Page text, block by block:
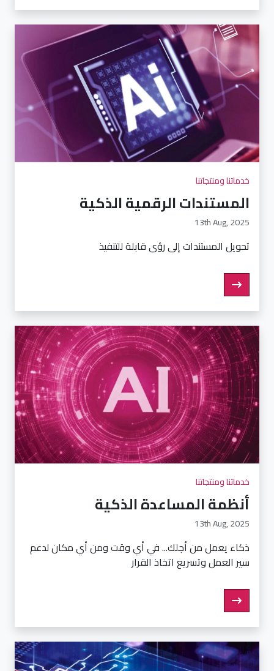
خدماتنا ومنتجاتنا
المستندات الرقمية الذكية
13th Aug, 2025
تحويل المستندات إلى رؤى قابلة للتنفيذ
خدماتنا ومنتجاتنا
أنظمة المساعدة الذكية
13th Aug, 2025
ذكاء يعمل من أجلك... في أي وقت ومن أي مكان لدعم
سير العمل وتسريع اتخاذ القرار